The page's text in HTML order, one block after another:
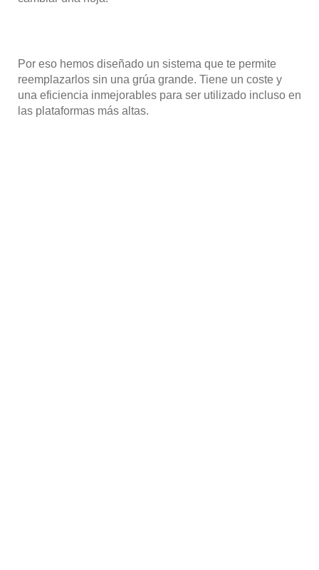
Por eso hemos diseñado un sistema que te permite
reemplazarlos sin una grúa grande. Tiene un coste y
una eficiencia inmejorables para ser utilizado incluso en
las plataformas más altas.